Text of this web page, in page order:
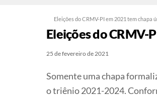
Eleições do CRMV-PI em 2021 tem chapa
Eleições do CRMV-
25 de fevereiro de 2021
Somente uma chapa
o triênio 2021-2024.